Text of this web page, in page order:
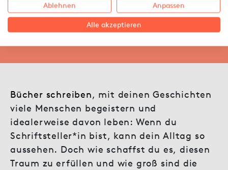
13.11.2024 ·BoD
Bücher schreiben, mit deinen Geschichten
viele Menschen begeistern und
idealerweise davon leben: Wenn du
Schriftsteller*in bist, kann dein Alltag so
aussehen. Doch wie schaffst du es, diesen
Traum zu erfüllen und wie groß sind die
Ablehnen Anpassen
Alle akzeptieren